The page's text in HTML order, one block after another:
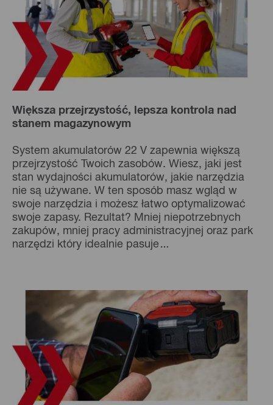
Większa przejrzystość, lepsza kontrola nad
stanem magazynowym
System akumulatorów 22 V zapewnia większą
przejrzystość Twoich zasobów. Wiesz, jaki jest
stan wydajności akumulatorów, jakie narzędzia
nie są używane. W ten sposób masz wgląd w
swoje narzędzia i możesz łatwo optymalizować
swoje zapasy. Rezultat? Mniej niepotrzebnych
zakupów, mniej pracy administracyjnej oraz park
narzędzi który idealnie pasuje…